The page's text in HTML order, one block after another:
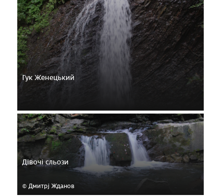
Гук Женецький
Дівочі сльози
© Дмитрj Жданов